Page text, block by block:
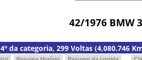
42/1976 BMW
4º da categoria, 299 Voltas (4,080.746